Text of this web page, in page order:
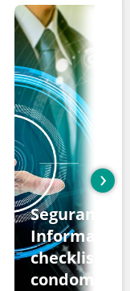
Segurança
Informação:
checklist
›